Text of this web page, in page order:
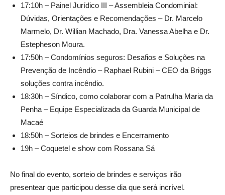
17:10h – Painel Jurídico III – Assembleia Condominial:
Dúvidas, Orientações e Recomendações – Dr. Marcelo
Marmelo, Dr. Willian Machado, Dra. Vanessa Abelha e Dr.
Estepheson Moura.
17:50h – Condomínios seguros: Desafios e Soluções na
Prevenção de Incêndio – Raphael Rubini – CEO da Briggs
soluções contra incêndio.
18:30h – Síndico, como colaborar com a Patrulha Maria da
Penha – Equipe Especializada da Guarda Municipal de
Macaé
18:50h – Sorteios de brindes e Encerramento
19h – Coquetel e show com Rossana Sá
No final do evento, sorteio de brindes e serviços irão
presentear que participou desse dia que será incrível.